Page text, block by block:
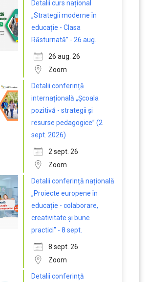
Detalii curs național
„Strategii moderne în
educație - Clasa
Răsturnată” - 26 aug.
26 aug. 26
Zoom
Detalii conferință
internațională „Școala
pozitivă - strategii și
resurse pedagogice” (2
sept. 2026)
2 sept. 26
Zoom
Detalii conferință națională
„Proiecte europene în
educație - colaborare,
creativitate și bune
practici” - 8 sept.
8 sept. 26
Zoom
Detalii conferință